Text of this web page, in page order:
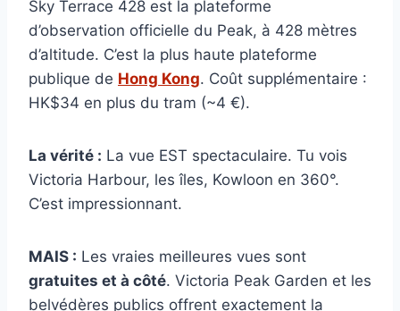
Sky Terrace 428 est la plateforme
d’observation officielle du Peak, à 428 mètres
d’altitude. C’est la plus haute plateforme
publique de Hong Kong. Coût supplémentaire :
HK$34 en plus du tram (~4 €).
La vérité : La vue EST spectaculaire. Tu vois
Victoria Harbour, les îles, Kowloon en 360°.
C’est impressionnant.
MAIS : Les vraies meilleures vues sont
gratuites et à côté. Victoria Peak Garden et les
belvédères publics offrent exactement la